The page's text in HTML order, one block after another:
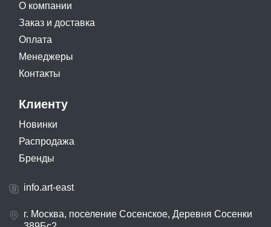
О компании
Заказ и доставка
Оплата
Менеджеры
Контакты
Клиенту
Новинки
Распродажа
Бренды
info.art-east
г. Москва, поселение Сосенское, Деревня Сосенки